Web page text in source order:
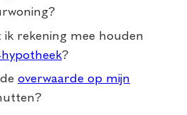
ik rekening mee houden
?
overwaarde op mijn